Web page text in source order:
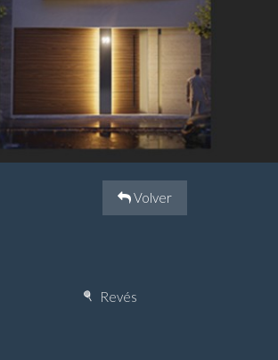
Volver
Revés